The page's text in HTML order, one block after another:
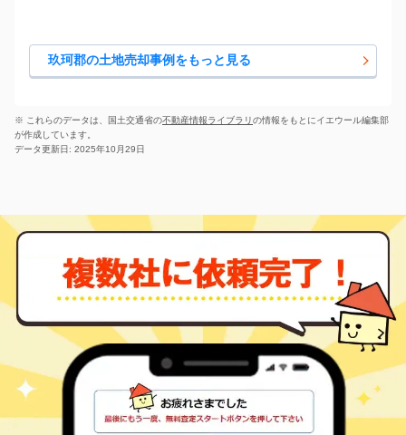
玖珂郡の土地売却事例をもっと見る
※ これらのデータは、国土交通省の不動産情報ライブラリの情報をもとにイエウール編集部
が作成しています。
データ更新日: 2025年10月29日